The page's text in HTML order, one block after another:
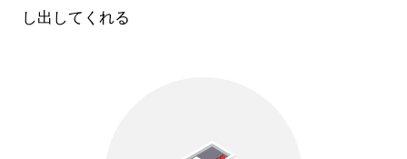
し出してくれる